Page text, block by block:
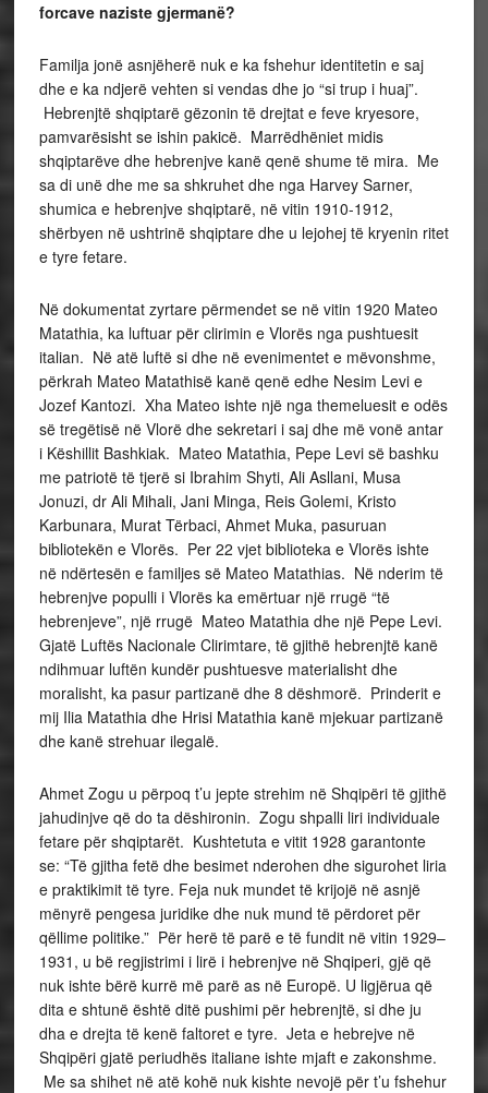
forcave naziste gjermanë?
Familja jonë asnjëherë nuk e ka fshehur identitetin e saj
dhe e ka ndjerë vehten si vendas dhe jo “si trup i huaj”.
Hebrenjtë shqiptarë gëzonin të drejtat e feve kryesore,
pamvarësisht se ishin pakicë. Marrëdhëniet midis
shqiptarëve dhe hebrenjve kanë qenë shume të mira. Me
sa di unë dhe me sa shkruhet dhe nga Harvey Sarner,
shumica e hebrenjve shqiptarë, në vitin 1910-1912,
shërbyen në ushtrinë shqiptare dhe u lejohej të kryenin ritet
e tyre fetare.
Në dokumentat zyrtare përmendet se në vitin 1920 Mateo
Matathia, ka luftuar për clirimin e Vlorës nga pushtuesit
italian. Në atë luftë si dhe në evenimentet e mëvonshme,
përkrah Mateo Matathisë kanë qenë edhe Nesim Levi e
Jozef Kantozi. Xha Mateo ishte një nga themeluesit e odës
së tregëtisë në Vlorë dhe sekretari i saj dhe më vonë antar
i Këshillit Bashkiak. Mateo Matathia, Pepe Levi së bashku
me patriotë të tjerë si Ibrahim Shyti, Ali Asllani, Musa
Jonuzi, dr Ali Mihali, Jani Minga, Reis Golemi, Kristo
Karbunara, Murat Tërbaci, Ahmet Muka, pasuruan
bibliotekën e Vlorës. Per 22 vjet biblioteka e Vlorës ishte
në ndërtesën e familjes së Mateo Matathias. Në nderim të
hebrenjve populli i Vlorës ka emërtuar një rrugë “të
hebrenjeve”, një rrugë Mateo Matathia dhe një Pepe Levi.
Gjatë Luftës Nacionale Clirimtare, të gjithë hebrenjtë kanë
ndihmuar luftën kundër pushtuesve materialisht dhe
moralisht, ka pasur partizanë dhe 8 dëshmorë. Prinderit e
mij Ilia Matathia dhe Hrisi Matathia kanë mjekuar partizanë
dhe kanë strehuar ilegalë.
Ahmet Zogu u përpoq t’u jepte strehim në Shqipëri të gjithë
jahudinjve që do ta dëshironin. Zogu shpalli liri individuale
fetare për shqiptarët. Kushtetuta e vitit 1928 garantonte
se: “Të gjitha fetë dhe besimet nderohen dhe sigurohet liria
e praktikimit të tyre. Feja nuk mundet të krijojë në asnjë
mënyrë pengesa juridike dhe nuk mund të përdoret për
qëllime politike.” Për herë të parë e të fundit në vitin 1929–
1931, u bë regjistrimi i lirë i hebrenjve në Shqiperi, gjë që
nuk ishte bërë kurrë më parë as në Europë. U ligjërua që
dita e shtunë është ditë pushimi për hebrenjtë, si dhe ju
dha e drejta të kenë faltoret e tyre. Jeta e hebrejve në
Shqipëri gjatë periudhës italiane ishte mjaft e zakonshme.
Me sa shihet në atë kohë nuk kishte nevojë për t’u fshehur